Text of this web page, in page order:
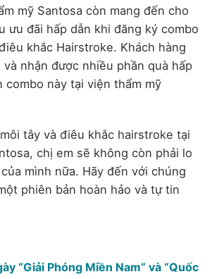
mỹ Santosa còn mang đến cho
ưu đãi hấp dẫn khi đăng ký combo
khắc Hairstroke. Khách hàng
và nhận được nhiều phần quà hấp
combo này tại viện thẩm mỹ
tây và điêu khắc hairstroke tại
chị em sẽ không còn phải lo
mình nữa. Hãy đến với chúng
phiên bản hoàn hảo và tự tin
“Giải Phóng Miền Nam” và “Quốc